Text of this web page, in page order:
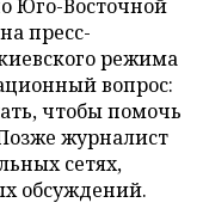
Юго-Восточной
пресс-
режима
вопрос:
чтобы помочь
журналист
сетях,
обсуждений.